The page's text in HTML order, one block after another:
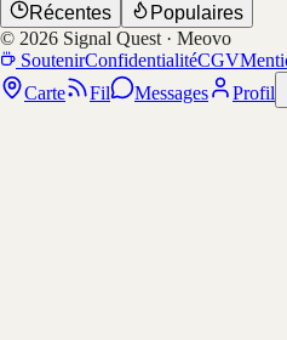
Récentes
Populaires
© 2026 Signal Quest · Meovo
SoutenirConfidentialitéCGV
Carte
Fil Messages Profil